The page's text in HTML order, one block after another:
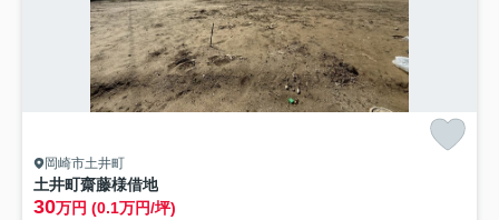
岡崎市土井町
土井町齋藤様借地
30万円 (0.1万円/坪)